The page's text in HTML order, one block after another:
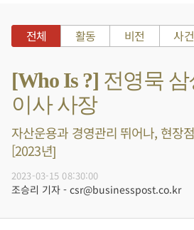
전체 활동 비전 사건
[Who Is ?] 전영묵
이사 사장
자산운용과 경영관리 뛰어나, 현장
[2023년]
2023-03-15 08:30:00
조승리 기자 - csr@businesspost.co.kr